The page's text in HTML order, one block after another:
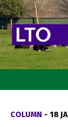
COLUMN - 18